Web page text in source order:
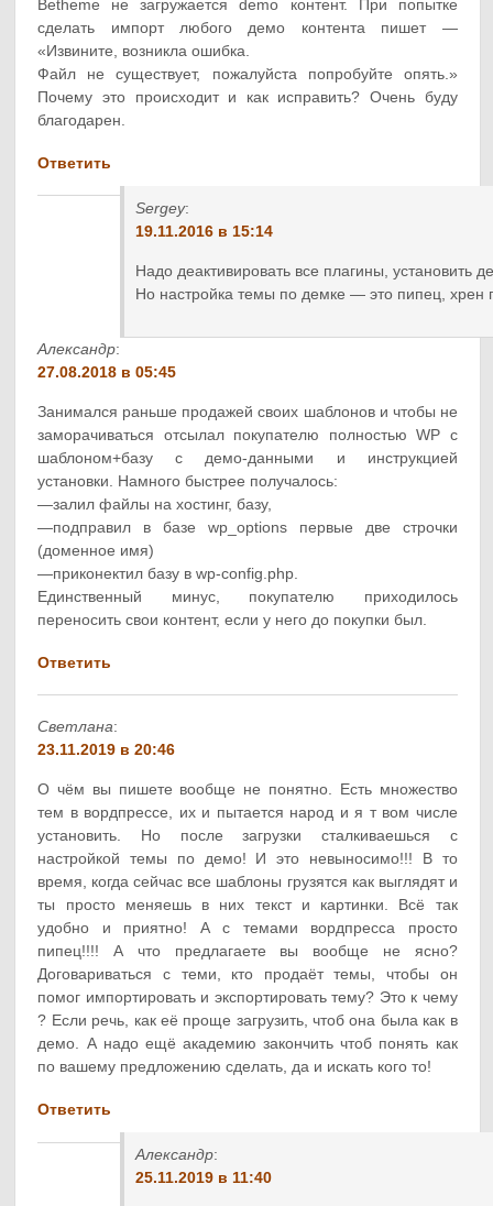
Betheme не загружается demo контент. При попытке
сделать импорт любого демо контента пишет —
«Извините, возникла ошибка.
Файл не существует, пожалуйста попробуйте опять.»
Почему это происходит и как исправить? Очень буду
благодарен.
Ответить
Sergey:
19.11.2016 в 15:14
Надо деактивировать все плагины, установить
Но настройка темы по демке — это пипец,
Александр:
27.08.2018 в 05:45
Занимался раньше продажей своих шаблонов и чтобы не
заморачиваться отсылал покупателю полностью WP с
шаблоном+базу с демо-данными и инструкцией
установки. Намного быстрее получалось:
—залил файлы на хостинг, базу,
—подправил в базе wp_options первые две строчки
(доменное имя)
—приконектил базу в wp-config.php.
Единственный минус, покупателю приходилось
переносить свои контент, если у него до покупки был.
Ответить
Светлана:
23.11.2019 в 20:46
О чём вы пишете вообще не понятно. Есть множество
тем в вордпрессе, их и пытается народ и я т вом числе
установить. Но после загрузки сталкиваешься с
настройкой темы по демо! И это невыносимо!!! В то
время, когда сейчас все шаблоны грузятся как выглядят и
ты просто меняешь в них текст и картинки. Всё так
удобно и приятно! А с темами вордпресса просто
пипец!!!! А что предлагаете вы вообще не ясно?
Договариваться с теми, кто продаёт темы, чтобы он
помог импортировать и экспортировать тему? Это к чему
? Если речь, как её проще загрузить, чтоб она была как в
демо. А надо ещё академию закончить чтоб понять как
по вашему предложению сделать, да и искать кого то!
Ответить
Александр:
25.11.2019 в 11:40